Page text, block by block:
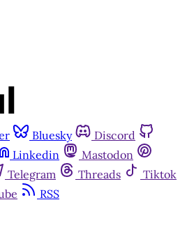
Bluesky
Discord
Linkedin
Mastodon
Telegram Threads
Tiktok
RSS